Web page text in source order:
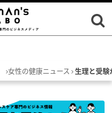
女性の健康ニュース 生理と受験